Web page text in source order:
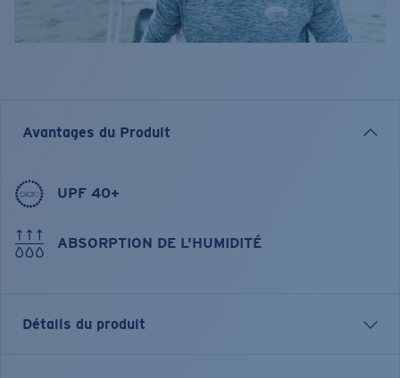
Avantages du Produit
UPF 40+
ABSORPTION DE L'HUMIDITÉ
Détails du produit